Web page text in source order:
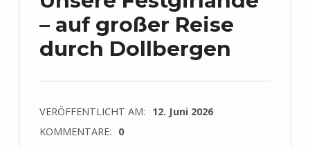
– auf großer Reise
durch Dollbergen
VERÖFFENTLICHT AM: 12. Juni 2026
KOMMENTARE: 0